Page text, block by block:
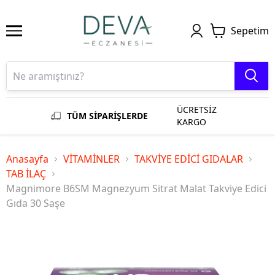
Sepetim
TÜM SİPARİŞLERDE
ÜCRETSİZ
KARGO
Anasayfa VİTAMİNLER
TAKVİYE EDİCİ GIDALAR
TAB İLAÇ
Magnimore B6SM Magnezyum Sitrat Malat Takviye Edici
Gıda 30 Saşe